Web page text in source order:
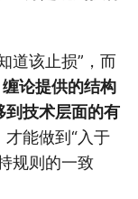
道该止损”，而
缠论提供的结构
到技术层面的有
能做到“入于
规则的一致